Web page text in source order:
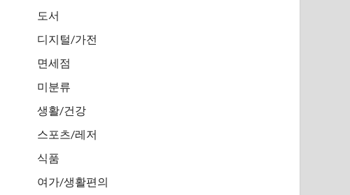
도서
디지털/가전
면세점
미분류
생활/건강
스포츠/레저
식품
여가/생활편의